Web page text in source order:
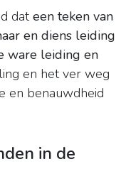
dateen teken van
en diens leiding
ware leiding en
en het ver weg
en benauwdheid
in de